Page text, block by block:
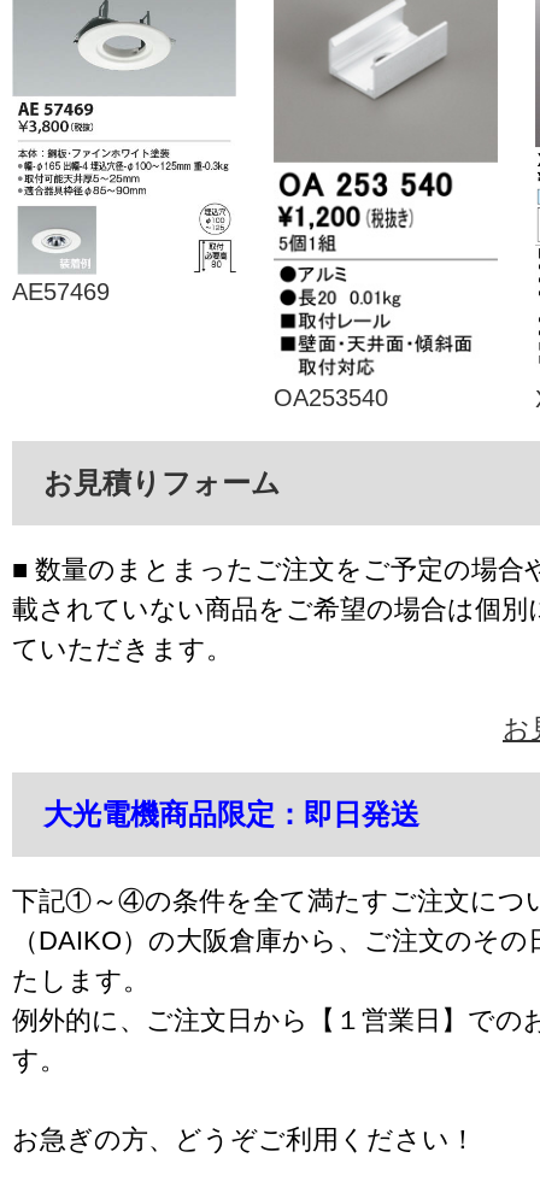
AE57469
OA253540
お見積りフォーム
■ 数量のまとまったご注文をご予定の場合
載されていない商品をご希望の場合は個別
ていただきます。
お
大光電機商品限定：即日発送
下記①～④の条件を全て満たすご注文につ
（DAIKO）の大阪倉庫から、ご注文のそ
たします。
例外的に、ご注文日から【１営業日】での
す。
お急ぎの方、どうぞご利用ください！